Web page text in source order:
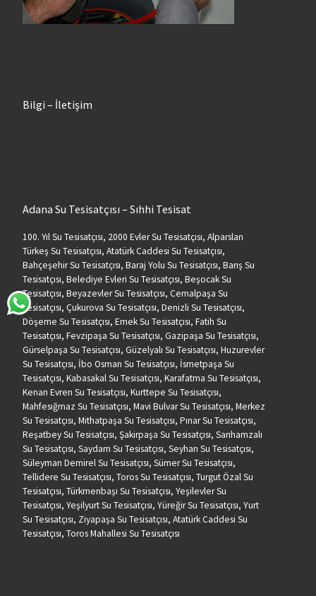
Bilgi – İletişim
Adana Su Tesisatçısı – Sıhhi Tesisat
100. Yıl Su Tesisatçısı, 2000 Evler Su Tesisatçısı, Alparslan
Türkeş Su Tesisatçısı, Atatürk Caddesi Su Tesisatçısı,
Bahçeşehir Su Tesisatçısı, Baraj Yolu Su Tesisatçısı, Barış Su
Tesisatçısı, Belediye Evleri Su Tesisatçısı, Beşocak Su
Tesisatçısı, Beyazevler Su Tesisatçısı, Cemalpaşa Su
Tesisatçısı, Çukurova Su Tesisatçısı, Denizli Su Tesisatçısı,
Döşeme Su Tesisatçısı, Emek Su Tesisatçısı, Fatih Su
Tesisatçısı, Fevzipaşa Su Tesisatçısı, Gazipaşa Su Tesisatçısı,
Gürselpaşa Su Tesisatçısı, Güzelyalı Su Tesisatçısı, Huzurevler
Su Tesisatçısı, İbo Osman Su Tesisatçısı, İsmetpaşa Su
Tesisatçısı, Kabasakal Su Tesisatçısı, Karafatma Su Tesisatçısı,
Kenan Evren Su Tesisatçısı, Kurttepe Su Tesisatçısı,
Mahfesığmaz Su Tesisatçısı, Mavi Bulvar Su Tesisatçısı, Merkez
Su Tesisatçısı, Mithatpaşa Su Tesisatçısı, Pınar Su Tesisatçısı,
Reşatbey Su Tesisatçısı, Şakirpaşa Su Tesisatçısı, Sarıhamzalı
Su Tesisatçısı, Saydam Su Tesisatçısı, Seyhan Su Tesisatçısı,
Süleyman Demirel Su Tesisatçısı, Sümer Su Tesisatçısı,
Tellidere Su Tesisatçısı, Toros Su Tesisatçısı, Turgut Özal Su
Tesisatçısı, Türkmenbaşı Su Tesisatçısı, Yeşilevler Su
Tesisatçısı, Yeşilyurt Su Tesisatçısı, Yüreğir Su Tesisatçısı, Yurt
Su Tesisatçısı, Ziyapaşa Su Tesisatçısı, Atatürk Caddesi Su
Tesisatçısı, Toros Mahallesi Su Tesisatçısı